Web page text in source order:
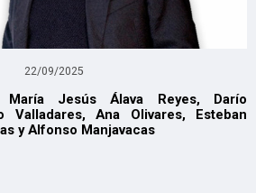
22/09/2025
Jesús Álava Reyes, Darío
Valladares, Ana Olivares, Esteban
y Alfonso Manjavacas